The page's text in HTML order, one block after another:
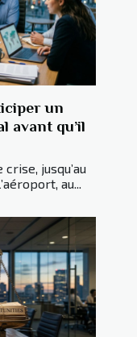
un
avant qu’il
jusqu’au
au...